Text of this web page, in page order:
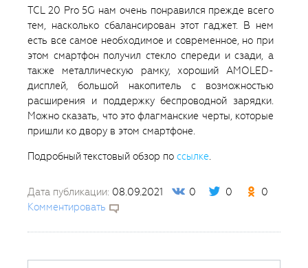
TCL 20 Pro 5G нам очень понравился прежде всего
тем, насколько сбалансирован этот гаджет. В нем
есть все самое необходимое и современное, но при
этом смартфон получил стекло спереди и сзади, а
также металлическую рамку, хороший AMOLED-
дисплей, большой накопитель с возможностью
расширения и поддержку беспроводной зарядки.
Можно сказать, что это флагманские черты, которые
пришли ко двору в этом смартфоне.
Подробный текстовый обзор по ссылке.
Дата публикации: 08.09.2021 0 0
0
Комментировать